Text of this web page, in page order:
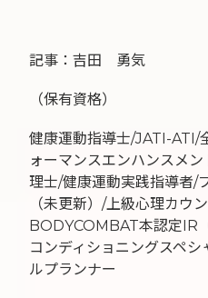
記事：吉田 勇気
（保有資格）
健康運動指導士/JATI-ATI/
ォーマンスエンハンスメ
理士/健康運動実践指導者/
（未更新）/上級心理カウ
BODYCOMBAT本認定IR
コンディショニングスペ
ルプランナー